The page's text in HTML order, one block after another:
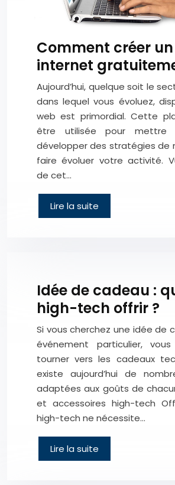
Comment créer
internet
Aujourd’hui, quelque soit le
dans lequel vous évoluez,
web est primordial. Cette
être utilisée pour
développer des stratégies de
faire évoluer votre activité.
de cet…
Lire la suite
Idée de cadeau :
high-tech offrir ?
Si vous cherchez une idée de
événement particulier,
tourner vers les cadeaux
existe aujourd’hui de
adaptées aux goûts de
et accessoires high-tech
high-tech ne nécessite…
Lire la suite